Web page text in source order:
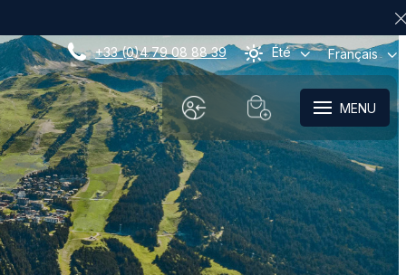
+33 (0)4 79 08 88 39 Été Français
MENU